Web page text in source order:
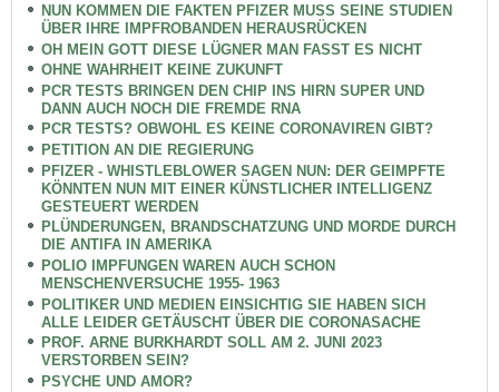
NUN KOMMEN DIE FAKTEN PFIZER MUSS SEINE STUDIEN
ÜBER IHRE IMPFROBANDEN HERAUSRÜCKEN
OH MEIN GOTT DIESE LÜGNER MAN FASST ES NICHT
OHNE WAHRHEIT KEINE ZUKUNFT
PCR TESTS BRINGEN DEN CHIP INS HIRN SUPER UND
DANN AUCH NOCH DIE FREMDE RNA
PCR TESTS? OBWOHL ES KEINE CORONAVIREN GIBT?
PETITION AN DIE REGIERUNG
PFIZER - WHISTLEBLOWER SAGEN NUN: DER GEIMPFTE
KÖNNTEN NUN MIT EINER KÜNSTLICHER INTELLIGENZ
GESTEUERT WERDEN
PLÜNDERUNGEN, BRANDSCHATZUNG UND MORDE DURCH
DIE ANTIFA IN AMERIKA
POLIO IMPFUNGEN WAREN AUCH SCHON
MENSCHENVERSUCHE 1955- 1963
POLITIKER UND MEDIEN EINSICHTIG SIE HABEN SICH
ALLE LEIDER GETÄUSCHT ÜBER DIE CORONASACHE
PROF. ARNE BURKHARDT SOLL AM 2. JUNI 2023
VERSTORBEN SEIN?
PSYCHE UND AMOR?